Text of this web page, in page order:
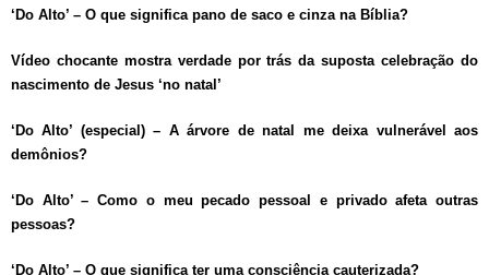
‘Do Alto’ – O que significa pano de saco e cinza na Bíblia?
Vídeo chocante mostra verdade por trás da suposta celebração do
nascimento de Jesus ‘no natal’
‘Do Alto’ (especial) – A árvore de natal me deixa vulnerável aos
demônios?
‘Do Alto’ – Como o meu pecado pessoal e privado afeta outras
pessoas?
‘Do Alto’ – O que significa ter uma consciência cauterizada?